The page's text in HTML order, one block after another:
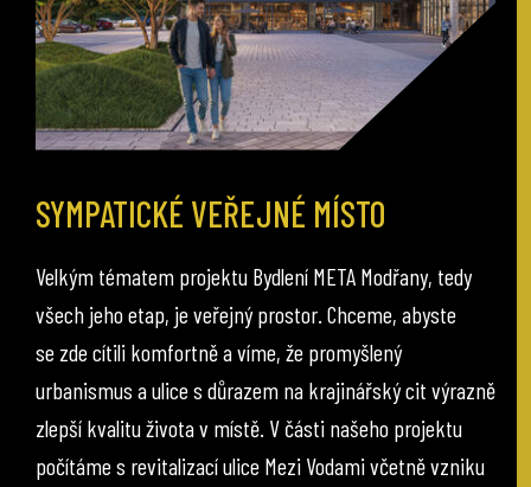
SYMPATICKÉ VEŘEJNÉ MÍSTO
Velkým tématem projektu Bydlení META Modřany, tedy
všech jeho etap, je veřejný prostor. Chceme, abyste
se zde cítili komfortně a víme, že promyšlený
urbanismus a ulice s důrazem na krajinářský cit výrazně
zlepší kvalitu života v místě. V části našeho projektu
počítáme s revitalizací ulice Mezi Vodami včetně vzniku